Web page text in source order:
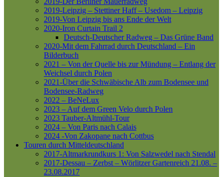
2019-Leipzig – Stettiner Haff – Usedom – Leipzig
2019-Von Leipzig bis ans Ende der Welt
2020-Iron Curtain Trail 2
Deutsch-Deutscher Radweg – Das Grüne Band
2020-Mit dem Fahrrad durch Deutschland – Ein
Bilderbuch
2021 – Von der Quelle bis zur Mündung – Entlang der
Weichsel durch Polen
2021-Über die Schwäbische Alb zum Bodensee und
Bodensee-Radweg
2022 – BeNeLux
2023 – Auf dem Green Velo durch Polen
2023 Tauber-Altmühl-Tour
2024 – Von Paris nach Calais
2024 -Von Zakopane nach Cottbus
Touren durch Mitteldeutschland
2017-Altmarkrundkurs 1: Von Salzwedel nach Stendal
2017-Dessau – Zerbst – Wörlitzer Gartenreich 21.08. –
23.08.2017